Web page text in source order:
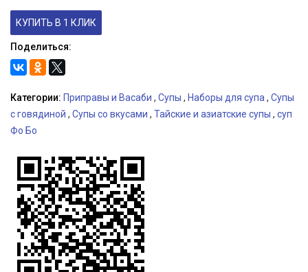
КУПИТЬ В 1 КЛИК
Поделиться:
Категории: Приправы и Васаби , Супы , Наборы для супа , Супы
с говядиной , Супы со вкусами , Тайские и азиатские супы , суп
Фо Бо